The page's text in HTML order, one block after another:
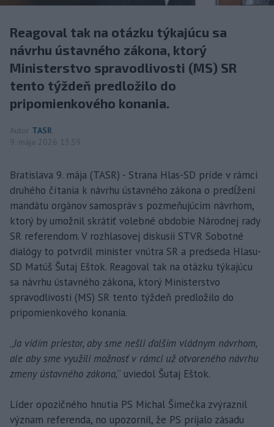
Reagoval tak na otázku týkajúcu sa
návrhu ústavného zákona, ktorý
Ministerstvo spravodlivosti (MS) SR
tento týždeň predložilo do
pripomienkového konania.
Autor TASR
9. mája 2026 13:59
Bratislava 9. mája (TASR) - Strana Hlas-SD príde v rámci
druhého čítania k návrhu ústavného zákona o predĺžení
mandátu orgánov samospráv s pozmeňujúcim návrhom,
ktorý by umožnil skrátiť volebné obdobie Národnej rady
SR referendom. V rozhlasovej diskusii STVR Sobotné
dialógy to potvrdil minister vnútra SR a predseda Hlasu-
SD Matúš Šutaj Eštok. Reagoval tak na otázku týkajúcu
sa návrhu ústavného zákona, ktorý Ministerstvo
spravodlivosti (MS) SR tento týždeň predložilo do
pripomienkového konania.
„Ja vidím priestor, aby sme nešli ďalším vládnym návrhom,
ale aby sme využili možnosť v rámci už otvoreného návrhu
zmeny ústavného zákona,“ uviedol Šutaj Eštok.
Líder opozičného hnutia PS Michal Šimečka zvýraznil
význam referenda, no upozornil, že PS prijalo zásadu